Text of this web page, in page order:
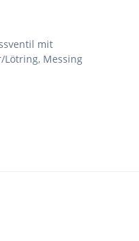
mit
Messing